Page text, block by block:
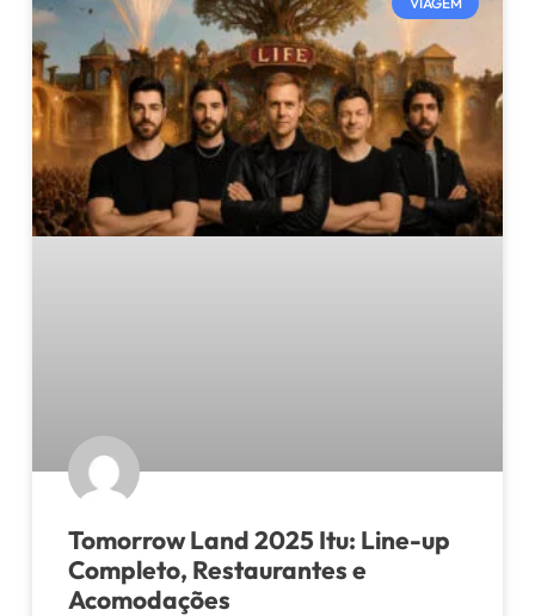
Tomorrow Land 2025 Itu: Line-up
Completo, Restaurantes e
Acomodações